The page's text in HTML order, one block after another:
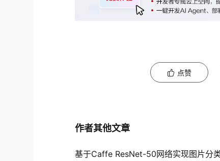
点赞
作者其他文章
基于Caffe ResNet-50网络实现图片分